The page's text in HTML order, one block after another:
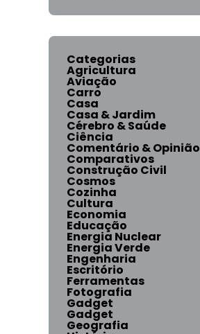
Categorias
Agricultura
Aviação
Carro
Casa
Casa & Jardim
Cérebro & Saúde
Ciência
Comentário & Opinião
Comparativos
Construção Civil
Cosmos
Cozinha
Cultura
Economia
Educação
Energia Nuclear
Energia Verde
Engenharia
Escritório
Ferramentas
Fotografia
Gadget
Gadget
Geografia